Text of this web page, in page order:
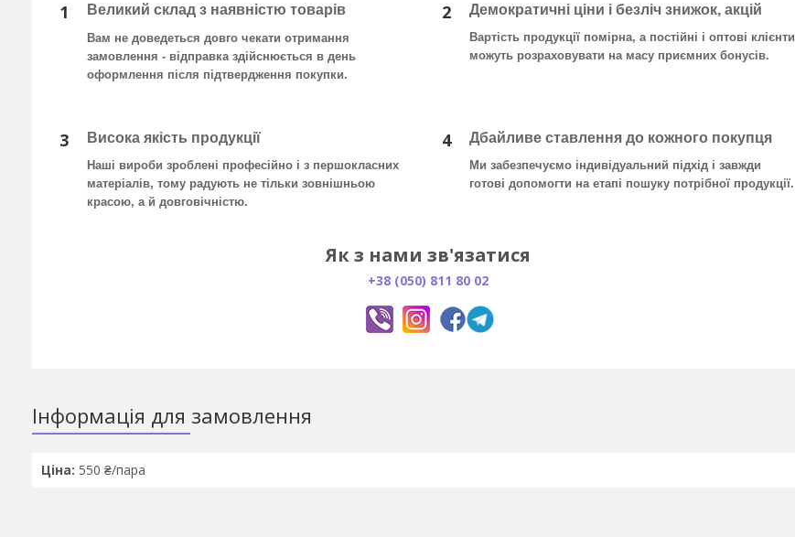
1 Великий склад з наявністю товарів
Вам не доведеться довго чекати отримання
замовлення - відправка здійснюється в день
оформлення після підтвердження покупки.
2 Демократичні ціни і безліч знижок, акцій
Вартість продукції помірна, а постійні і оптові клієнти
можуть розраховувати на масу приємних бонусів.
3 Висока якість продукції
Наші вироби зроблені професійно і з першокласних
матеріалів, тому радують не тільки зовнішньою
красою, а й довговічністю.
4 Дбайливе ставлення до кожного покупця
Ми забезпечуємо індивідуальний підхід і завжди
готові допомогти на етапі пошуку потрібної продукції.
Як з нами зв'язатися
+38 (050) 811 80 02
Інформація для замовлення
Ціна: 550 ₴/пара